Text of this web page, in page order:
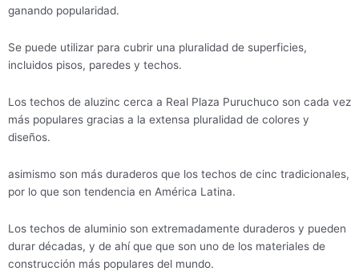
ganando popularidad.
Se puede utilizar para cubrir una pluralidad de superficies,
incluidos pisos, paredes y techos.
Los techos de aluzinc cerca a Real Plaza Puruchuco son cada vez
más populares gracias a la extensa pluralidad de colores y
diseños.
asimismo son más duraderos que los techos de cinc tradicionales,
por lo que son tendencia en América Latina.
Los techos de aluminio son extremadamente duraderos y pueden
durar décadas, y de ahí que que son uno de los materiales de
construcción más populares del mundo.